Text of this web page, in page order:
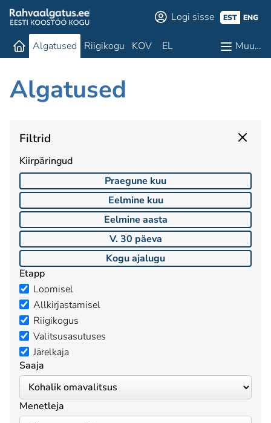
Logi sisse EST ENG
Algatused Riigikogu KOV EL Muu…
Algatused
Filtrid
Kiirpäringud
Praegune kuu
Eelmine kuu
Eelmine aasta
V. 30 päeva
Kogu ajalugu
Etapp
Loomisel
Allkirjastamisel
Riigikogus
Valitsusasutuses
Järelkaja
Saaja
Menetleja